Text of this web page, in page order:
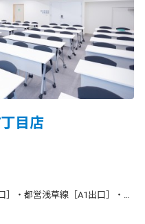
目店
A3出口］） ・東銀座駅 徒歩5分（都営浅草線・日比谷線［A1出口］） ・築地市場駅 徒歩6分（都営大江戸線［A3出口］）